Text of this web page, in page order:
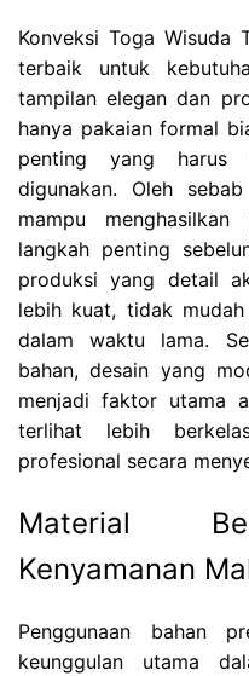
Konveksi Toga Wisuda
terbaik untuk
tampilan elegan dan
hanya pakaian formal
penting yang harus
digunakan. Oleh
mampu
langkah penting
produksi yang detail
lebih kuat, tidak
dalam waktu lama.
bahan, desain yang
menjadi faktor utama
terlihat lebih
profesional secara
Material
Kenyamanan
Penggunaan bahan
keunggulan utama